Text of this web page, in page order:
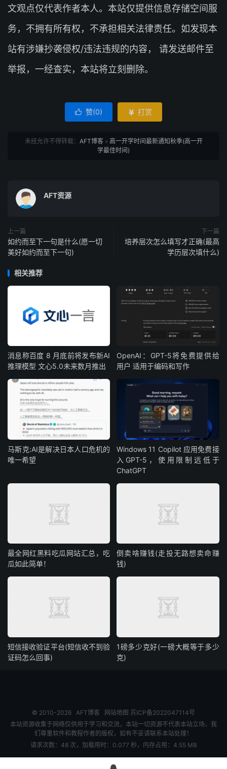
文观点仅代表作者本人。本站仅提供信息存储空间服
务，不拥有所有权，不承担相关法律责任。如发现本
站有涉嫌抄袭侵权/违法违规的内容， 请发送邮件至
举报，一经查实，本站将立刻删除。
 赞(0)  打赏
未经允许不得转载： AFT博客» 高一开学时间最新通知秋季(高一开
学最佳时间)
AFT资源
上一篇
如约而至下一句是什么(愿一切
美好如约而至下一句)
下一篇
培养层次怎么填写才正确(最高
学历层次填什么)
相关推荐
消息称百度 8 月底前将发布新AI
推理模型 文心5.0未来数月推出
OpenAI：GPT-5将免费提供给
用户 适用于编码和写作
马斯克:AI是解决日本人口危机的
唯一希望
Windows 11 Copilot 应用免费接
入GPT-5，使用限制远低于
ChatGPT
最全网红黑料吃瓜网站汇总，吃
瓜如此简单！
倒卖啥赚钱(走投无路想卖命赚
钱)
短信接收验证平台(短信收不到验
证码怎么回事)
1磅多少克好(一磅大概等于多少
克)
© 2010-2026 AFT博客 网站地图 苏ICP备2022047114号
本站资源收集于网络仅供用于学习和交流，本站一切资源不代表本站立场，我
们尊重软件和教程作者的版权，如有不妥请联系本站处理！
请求次数：48 次，加载用时：0.077 秒，内存占用：4.55 MB